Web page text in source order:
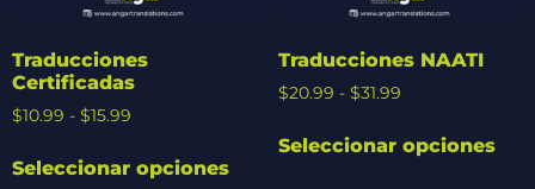
Traducciones
Certificadas
$10.99 - $15.99
Seleccionar opciones
Traducciones NAATI
$20.99 - $31.99
Seleccionar opciones